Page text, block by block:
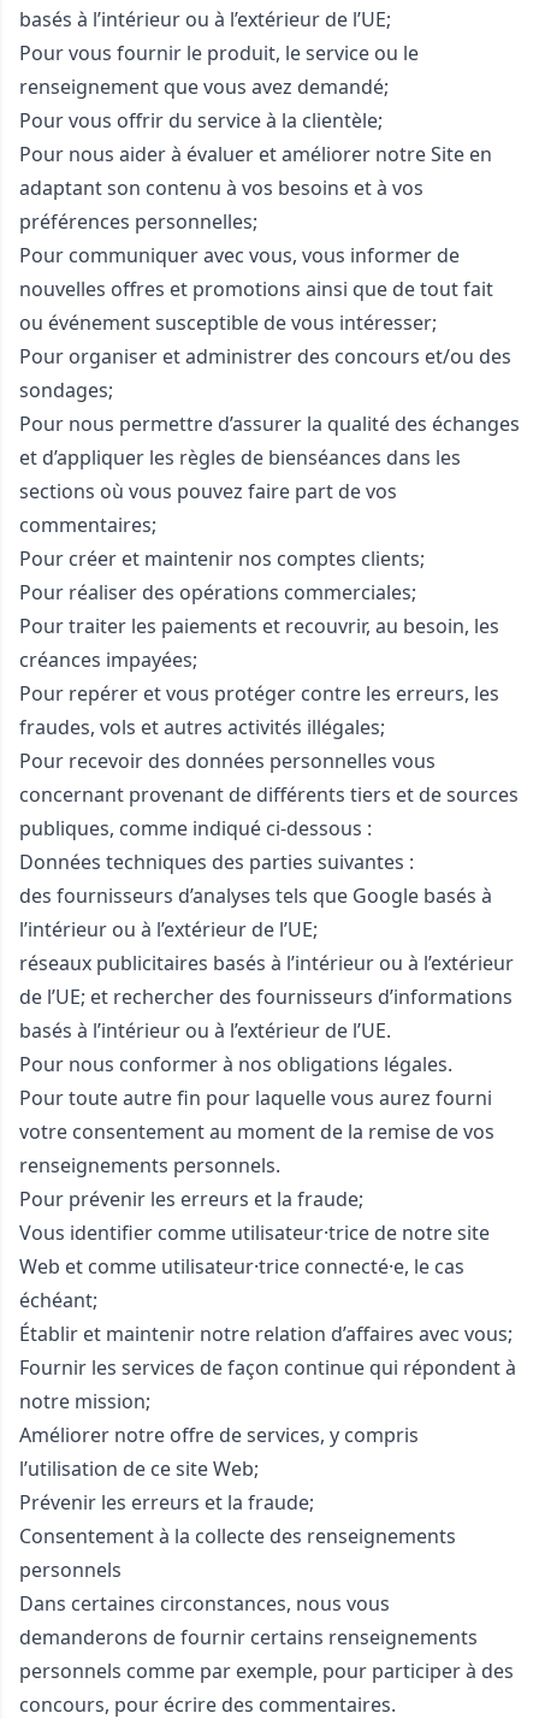
basés à l’intérieur ou à l’extérieur de l’UE;
Pour vous fournir le produit, le service ou le
renseignement que vous avez demandé;
Pour vous offrir du service à la clientèle;
Pour nous aider à évaluer et améliorer notre Site en
adaptant son contenu à vos besoins et à vos
préférences personnelles;
Pour communiquer avec vous, vous informer de
nouvelles offres et promotions ainsi que de tout fait
ou événement susceptible de vous intéresser;
Pour organiser et administrer des concours et/ou des
sondages;
Pour nous permettre d’assurer la qualité des échanges
et d’appliquer les règles de bienséances dans les
sections où vous pouvez faire part de vos
commentaires;
Pour créer et maintenir nos comptes clients;
Pour réaliser des opérations commerciales;
Pour traiter les paiements et recouvrir, au besoin, les
créances impayées;
Pour repérer et vous protéger contre les erreurs, les
fraudes, vols et autres activités illégales;
Pour recevoir des données personnelles vous
concernant provenant de différents tiers et de sources
publiques, comme indiqué ci-dessous :
Données techniques des parties suivantes :
des fournisseurs d’analyses tels que Google basés à
l’intérieur ou à l’extérieur de l’UE;
réseaux publicitaires basés à l’intérieur ou à l’extérieur
de l’UE; et rechercher des fournisseurs d’informations
basés à l’intérieur ou à l’extérieur de l’UE.
Pour nous conformer à nos obligations légales.
Pour toute autre fin pour laquelle vous aurez fourni
votre consentement au moment de la remise de vos
renseignements personnels.
Pour prévenir les erreurs et la fraude;
Vous identifier comme utilisateur·trice de notre site
Web et comme utilisateur·trice connecté·e, le cas
échéant;
Établir et maintenir notre relation d’affaires avec vous;
Fournir les services de façon continue qui répondent à
notre mission;
Améliorer notre offre de services, y compris
l’utilisation de ce site Web;
Prévenir les erreurs et la fraude;
Consentement à la collecte des renseignements
personnels
Dans certaines circonstances, nous vous
demanderons de fournir certains renseignements
personnels comme par exemple, pour participer à des
concours, pour écrire des commentaires.